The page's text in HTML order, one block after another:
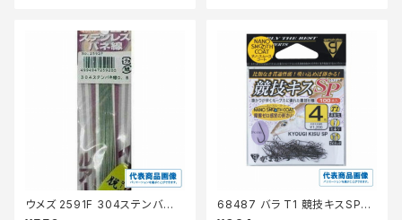
ウメズ 2591F 304ステンバネ
68487 バラ T1 競技キスSP